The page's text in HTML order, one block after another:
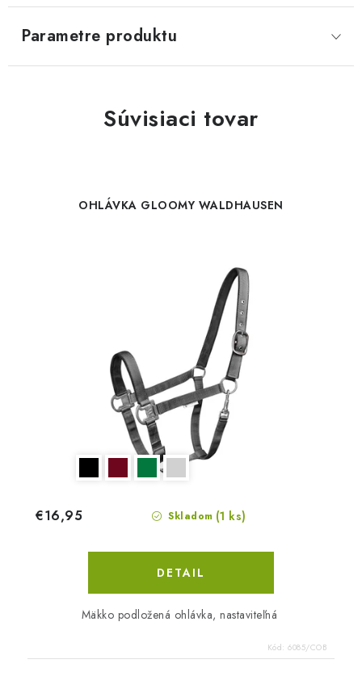
Parametre produktu
Súvisiaci tovar
OHLÁVKA GLOOMY WALDHAUSEN
Skladom (1 ks)
€16,95
DETAIL
Mäkko podložená ohlávka, nastaviteľná
Kód: 6085/COB